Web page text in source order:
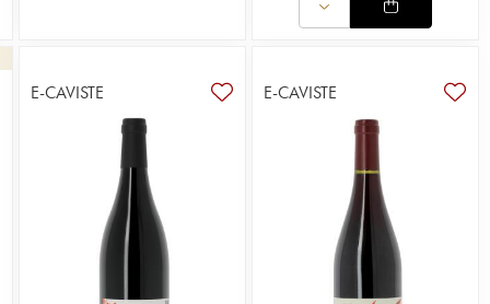
E-CAVISTE E-CAVISTE